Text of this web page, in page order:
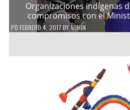
Organizaciones indígenas
compromisos con el
PD FEBRERO 4, 2017 BYADMIN